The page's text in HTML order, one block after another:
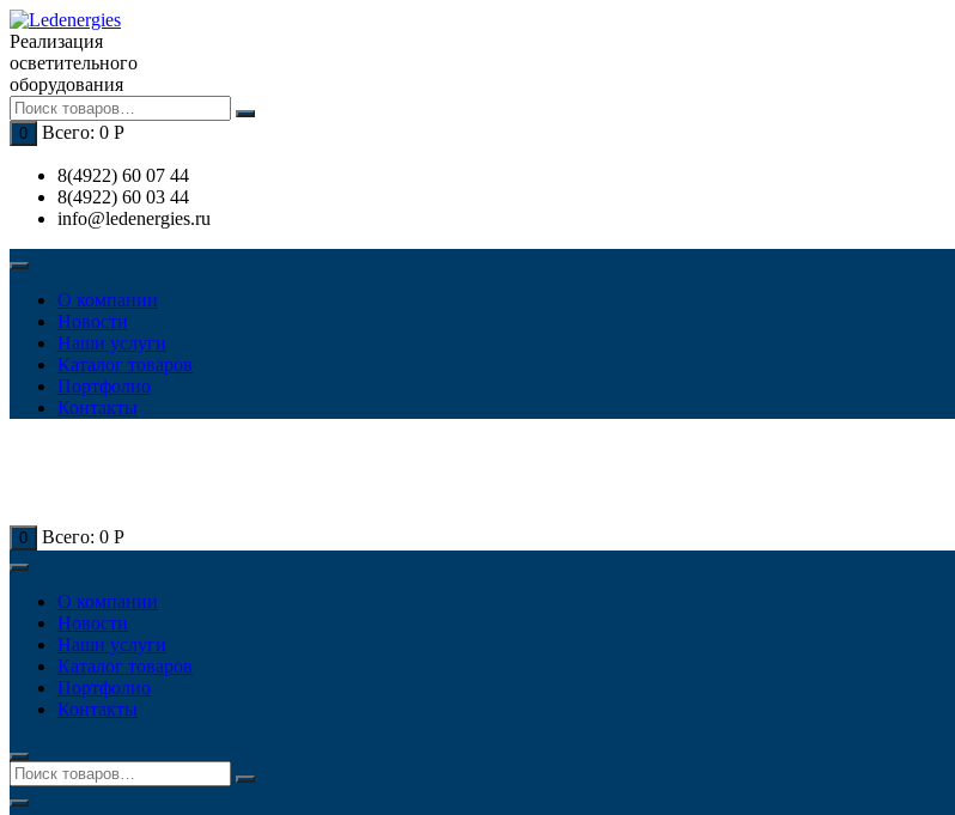
Перейти
к
содержимому
Реализация
осветительного
оборудования
0 Всего: 0 Р
8(4922) 60 07 44
8(4922) 60 03 44
info@ledenergies.ru
О компании
Новости
Наши услуги
Каталог товаров
Портфолио
Контакты
0 Всего: 0 Р
О компании
Новости
Наши услуги
Каталог товаров
Портфолио
Контакты